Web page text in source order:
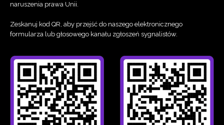
naruszenia prawa Unii.
Zeskanuj kod QR, aby przejść do naszego elektronicznego
formularza lub głosowego kanału zgłoszeń sygnalistów.